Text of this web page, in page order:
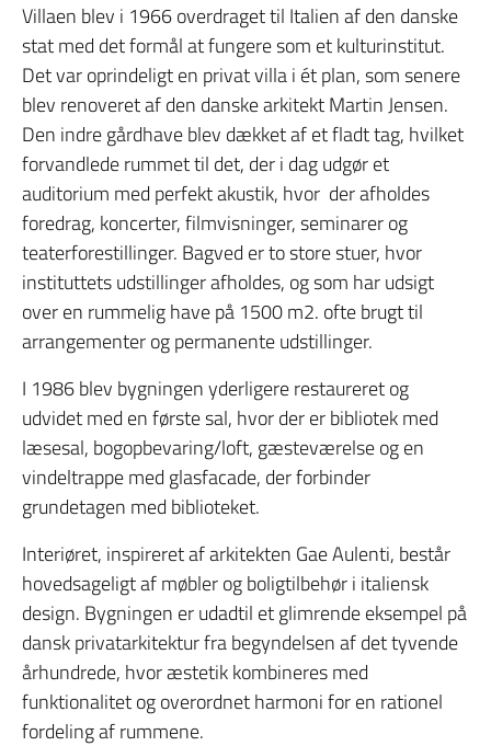
Villaen blev i 1966 overdraget til Italien af den danske
stat med det formål at fungere som et kulturinstitut.
Det var oprindeligt en privat villa i ét plan, som senere
blev renoveret af den danske arkitekt Martin Jensen.
Den indre gårdhave blev dækket af et fladt tag, hvilket
forvandlede rummet til det, der i dag udgør et
auditorium med perfekt akustik, hvor der afholdes
foredrag, koncerter, filmvisninger, seminarer og
teaterforestillinger. Bagved er to store stuer, hvor
instituttets udstillinger afholdes, og som har udsigt
over en rummelig have på 1500 m2. ofte brugt til
arrangementer og permanente udstillinger.
I 1986 blev bygningen yderligere restaureret og
udvidet med en første sal, hvor der er bibliotek med
læsesal, bogopbevaring/loft, gæsteværelse og en
vindeltrappe med glasfacade, der forbinder
grundetagen med biblioteket.
Interiøret, inspireret af arkitekten Gae Aulenti, består
hovedsageligt af møbler og boligtilbehør i italiensk
design. Bygningen er udadtil et glimrende eksempel på
dansk privatarkitektur fra begyndelsen af det tyvende
århundrede, hvor æstetik kombineres med
funktionalitet og overordnet harmoni for en rationel
fordeling af rummene.